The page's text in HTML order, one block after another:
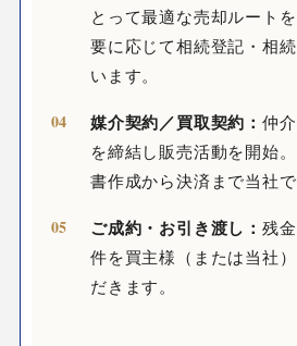
とって最適な売却ルート
要に応じて相続登記・相
います。
媒介契約／買取契約： 仲
を締結し販売活動を開始
書作成から決済まで当社で
ご成約・お引き渡し： 残
件を買主様（または当社
だきます。